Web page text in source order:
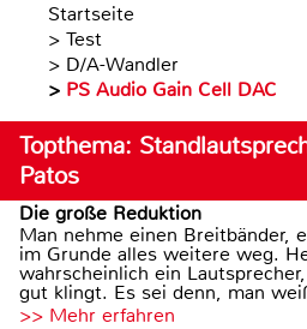
Startseite
> Test
> D/A-Wandler
> PS Audio Gain Cell DAC
Topthema:
Patos
Die große Reduktion
Man nehme einen Breitbänder,
im Grunde alles weitere weg.
wahrscheinlich ein
gut klingt. Es sei denn, man
>> Mehr erfahren